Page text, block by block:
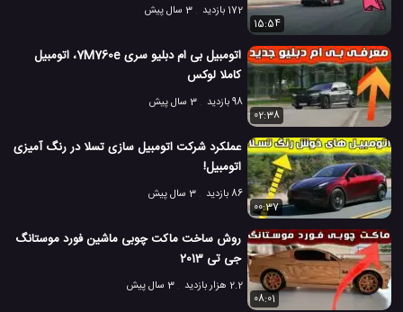
172 بازدید
3 سال پیش
15:54
اتومبیل بی ام دبلیو سری 7M760e، اتومبیل
کاملا لوکس
98 بازدید
3 سال پیش
02:38
عملکرد شرکت اتومبیل سازی تسلا در رنگ آمیزی
اتومبیل!
86 بازدید
3 سال پیش
00:37
روش ساخت ماکت چوبی ماشین فورد موستانگ
جی تی 2013
2.2 هزار بازدید
3 سال پیش
08:01